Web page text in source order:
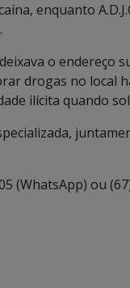
enquanto
o endereço
drogas no local
ilícita quando
(WhatsApp) ou